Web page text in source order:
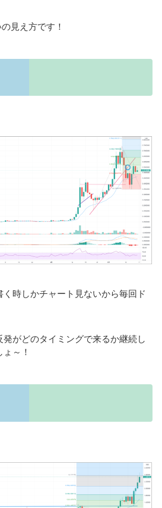
見え方です！
く時しかチャート見ないから毎回ド
発がどのタイミングで来るか継続し
～！